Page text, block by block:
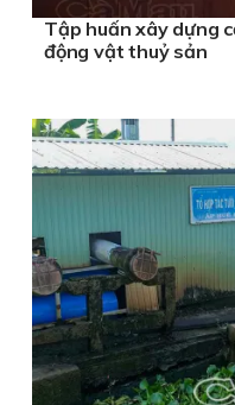
Tập huấn xây dựng
động vật thuỷ sản